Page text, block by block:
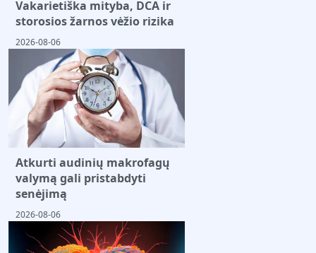
Vakarietiška mityba, DCA ir
storosios žarnos vėžio rizika
2026-08-06
Atkurti audinių makrofagų
valymą gali pristabdyti
senėjimą
2026-08-06